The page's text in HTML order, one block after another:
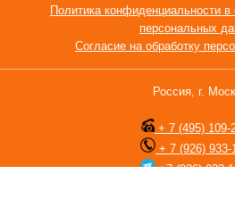
Политика конфиденциальности в
персональных
Согласие на обработку
Россия, г.
+ 7 (495) 109-
+ 7 (926) 933-
+7 (926) 933-